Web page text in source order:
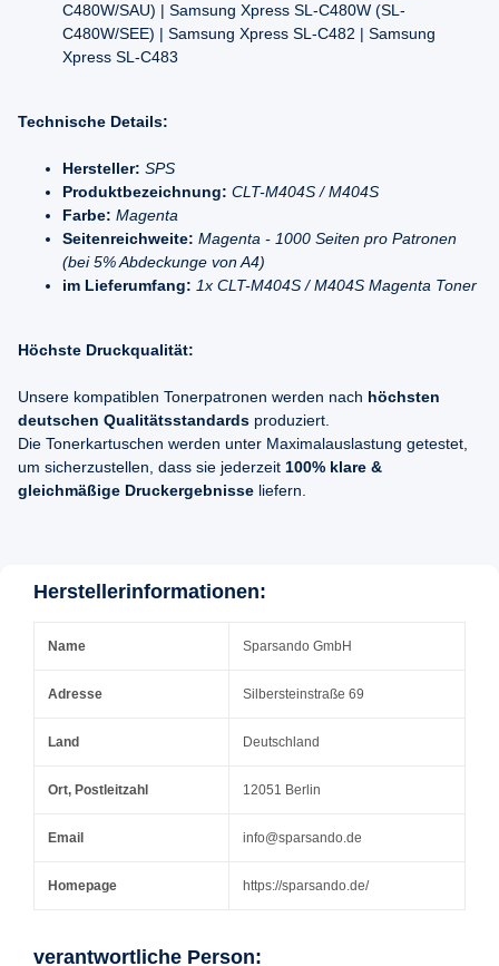
C480W/SAU) | Samsung Xpress SL-C480W (SL-
C480W/SEE) | Samsung Xpress SL-C482 | Samsung
Xpress SL-C483
Technische Details:
Hersteller: SPS
Produktbezeichnung: CLT-M404S / M404S
Farbe: Magenta
Seitenreichweite: Magenta - 1000 Seiten pro Patronen
(bei 5% Abdeckunge von A4)
im Lieferumfang: 1x CLT-M404S / M404S Magenta Toner
Höchste Druckqualität:
Unsere kompatiblen Tonerpatronen werden nach höchsten
deutschen Qualitätsstandards produziert.
Die Tonerkartuschen werden unter Maximalauslastung getestet,
um sicherzustellen, dass sie jederzeit 100% klare &
gleichmäßige Druckergebnisse liefern.
Herstellerinformationen:
Name Sparsando GmbH
Adresse Silbersteinstraße 69
Land Deutschland
Ort, Postleitzahl 12051 Berlin
Email info@sparsando.de
Homepage https://sparsando.de/
verantwortliche Person: